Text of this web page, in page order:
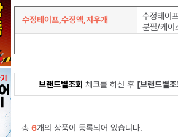
수정테이프,수정액,지우개 수정테이
분필/케이
브랜드별조회 체크를 하신 후 [브랜드별
총 6개의 상품이 등록되어 있습니다.